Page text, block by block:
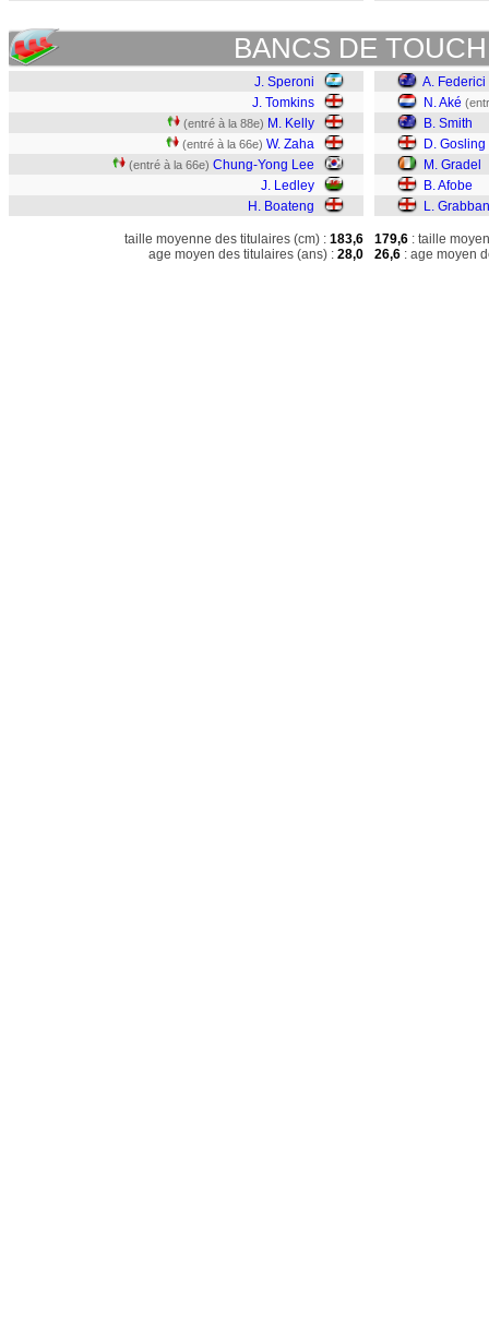
BANCS DE
J. Speroni
J. Tomkins
(entré à la 88e) M. Kelly
(entré à la 66e) W. Zaha
(entré à la 66e) Chung-Yong Lee
J. Ledley
H. Boateng
taille moyenne des titulaires (cm) : 183,6
age moyen des titulaires (ans) : 28,0
A. Federici
N. Aké
B. Smith
D. Gosling
M. Gradel
B. Afobe
L. Grabban
179,6 : taille
26,6 : age moyen